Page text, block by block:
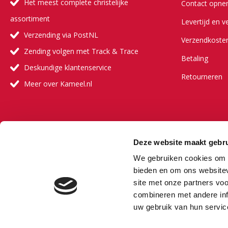
Deze website maakt
We gebruiken cookies
bieden en om ons
site met onze partners
combineren met andere
uw gebruik van hun
Het meest complete christelijke
assortiment
Verzending via PostNL
Zending volgen met Track & Trace
Deskundige klantenservice
Meer over Kameel.nl
Contact
Levertijd en
Betaling
Retourneren
Onze visie
Onze partners
Veelgestelde
Vacature